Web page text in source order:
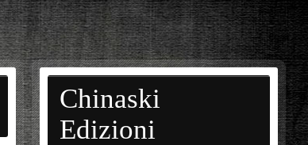
Chinaski
Edizioni